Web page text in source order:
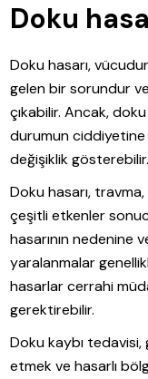
Doku
Doku hasarı,
gelen bir sorundur
çıkabilir. Ancak,
durumun
değişiklik gösterebilir.
Doku hasarı,
çeşitli etkenler
hasarının nedenine
yaralanmalar
hasarlar cerrahi
gerektirebilir.
Doku kaybı
etmek ve hasarlı